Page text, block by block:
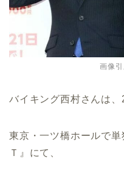
画像
バイキング西村さんは
東京・一ツ橋ホールで
Ｔ』にて、